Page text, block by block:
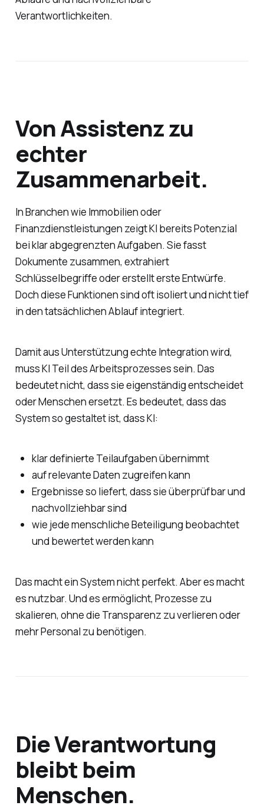
Verantwortlichkeiten.
Von Assistenz zu
echter
Zusammenarbeit.
In Branchen wie Immobilien oder
Finanzdienstleistungen zeigt KI bereits Potenzial
bei klar abgegrenzten Aufgaben. Sie fasst
Dokumente zusammen, extrahiert
Schlüsselbegriffe oder erstellt erste Entwürfe.
Doch diese Funktionen sind oft isoliert und nicht tief
in den tatsächlichen Ablauf integriert.
Damit aus Unterstützung echte Integration wird,
muss KI Teil des Arbeitsprozesses sein. Das
bedeutet nicht, dass sie eigenständig entscheidet
oder Menschen ersetzt. Es bedeutet, dass das
System so gestaltet ist, dass KI:
klar definierte Teilaufgaben übernimmt
auf relevante Daten zugreifen kann
Ergebnisse so liefert, dass sie überprüfbar und
nachvollziehbar sind
wie jede menschliche Beteiligung beobachtet
und bewertet werden kann
Das macht ein System nicht perfekt. Aber es macht
es nutzbar. Und es ermöglicht, Prozesse zu
skalieren, ohne die Transparenz zu verlieren oder
mehr Personal zu benötigen.
Die Verantwortung
bleibt beim
Menschen.